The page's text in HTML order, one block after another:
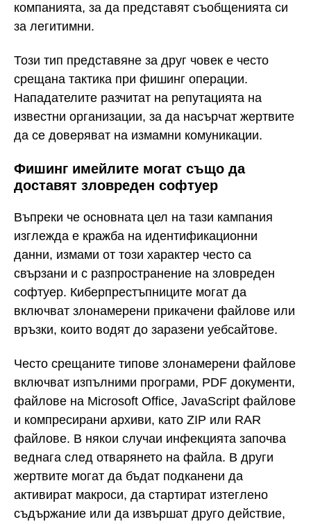
компанията, за да представят съобщенията си
за легитимни.
Този тип представяне за друг човек е често
срещана тактика при фишинг операции.
Нападателите разчитат на репутацията на
известни организации, за да насърчат жертвите
да се доверяват на измамни комуникации.
Фишинг имейлите могат също да
доставят зловреден софтуер
Въпреки че основната цел на тази кампания
изглежда е кражба на идентификационни
данни, измами от този характер често са
свързани и с разпространение на зловреден
софтуер. Киберпрестъпниците могат да
включват злонамерени прикачени файлове или
връзки, които водят до заразени уебсайтове.
Често срещаните типове злонамерени файлове
включват изпълними програми, PDF документи,
файлове на Microsoft Office, JavaScript файлове
и компресирани архиви, като ZIP или RAR
файлове. В някои случаи инфекцията започва
веднага след отварянето на файла. В други
жертвите могат да бъдат подканени да
активират макроси, да стартират изтеглено
съдържание или да извършат друго действие,